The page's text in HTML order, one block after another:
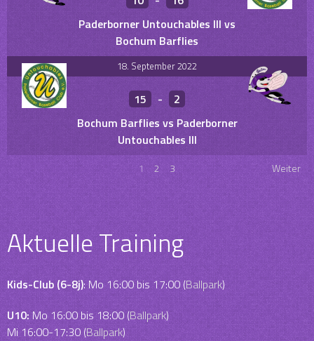
Paderborner Untouchables III vs
Bochum Barflies
18. September 2022
15 -
2
Bochum Barflies vs Paderborner
Untouchables III
1 2 3 Weiter
Aktuelle Training
Kids-Club (6-8j): Mo 16:00 bis 17:00 (Ballpark)
U10:Mo 16:00 bis 18:00 (Ballpark)
Mi 16:00-17:30 (Ballpark)